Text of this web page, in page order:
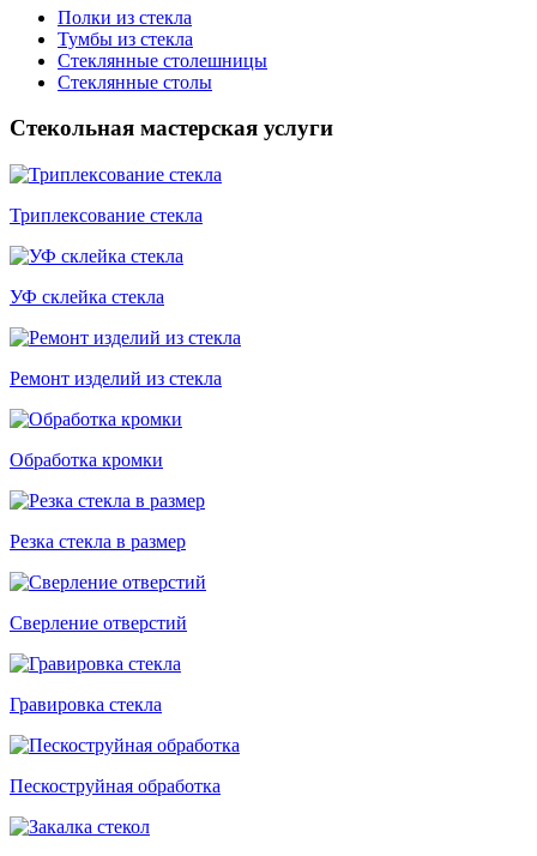
Полки из стекла
Тумбы из стекла
Стеклянные столешницы
Стеклянные столы
Стекольная мастерская услуги
Триплексование стекла
УФ склейка стекла
Ремонт изделий из стекла
Обработка кромки
Резка стекла в размер
Сверление отверстий
Гравировка стекла
Пескоструйная обработка